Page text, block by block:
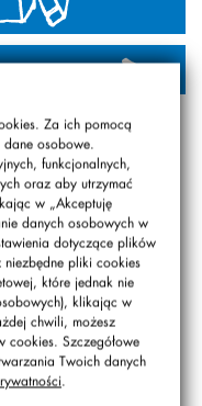
Za ich pomocą
osobowe.
funkcjonalnych,
oraz aby utrzymać
w „Akceptuję
danych osobowych w
dotyczące plików
pliki cookies
które jednak nie
klikając w
chwili, możesz
cookies. Szczegółowe
Twoich danych
.
2024/2025
rękami i ogromnym
1900 zł, a
dla Ośrodka
Warszawie.
zbiórkę